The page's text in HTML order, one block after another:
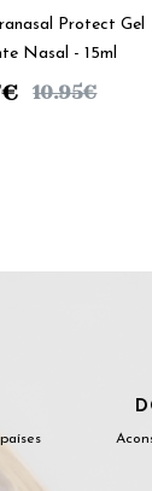
Protect Gel
Nasal - 15ml
€ 10.95€